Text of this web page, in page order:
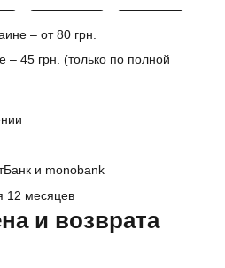
– от 80 грн.
– 45 грн. (только по полной
и monobank
12 месяцев
и возврата